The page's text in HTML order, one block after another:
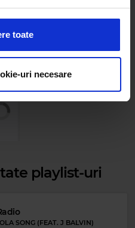
le oferim partenerilor de
site-ul nostru. Aceștia le
oferite de dvs. sau culese
toate
uri necesare
playlist-uri
SONG (FEAT. J BALVIN)